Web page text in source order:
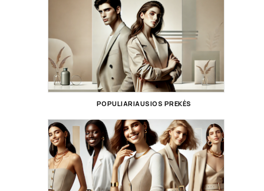
POPULIARIAUSIOS PREKĖS